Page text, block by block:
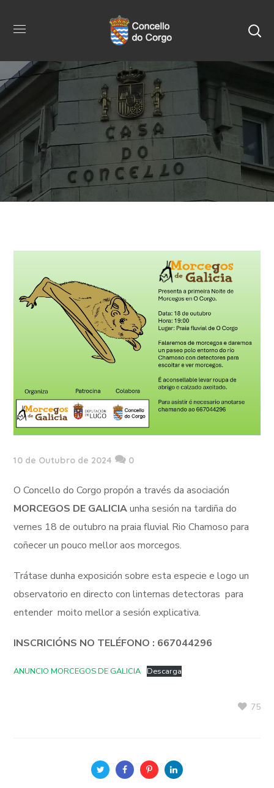
10 de Outubro de 2024 0
O Concello do Corgo propón a través da asociación
MORCEGOS DE GALICIAunha sesión na tardiña do
vernes 18 de outubro na praia fluvial Rio Chamoso para
coñecer un pouco mellor aos morcegos.
Trátase dunha exposición sobre esta especie e logo un
observatorio en directo con linternas detectoras para
entender moito mellor a sesión explicativa.
INSCRICIÓNS NO TELÉFONO : 667044296
ANUNCIO MORCEGOS DE GALICIA Descarga
75